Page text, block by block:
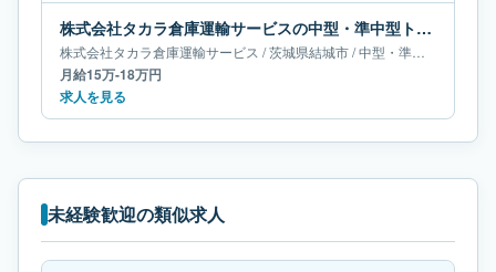
株式会社タカラ倉庫運輸サービスの中型・準中型トラックドライバー求人｜茨城県結城市｜月給15万-18万円
株式会社タカラ倉庫運輸サービス /茨城県結城市/中型・準中型トラックドライバー
月給15万-18万円
求人を見る
未経験歓迎の類似求人